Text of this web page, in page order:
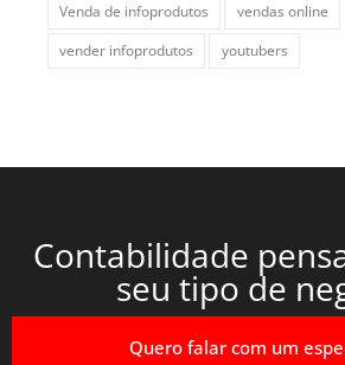
Venda de infoprodutos
vendas online
vender infoprodutos
youtubers
Contabilidade
seu tipo de
Quero falar com um